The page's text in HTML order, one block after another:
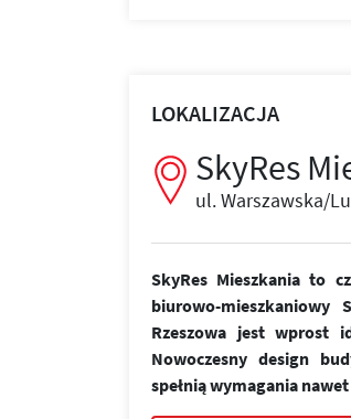
LOKALIZACJA
SkyRes
ul. Warszawska/
SkyRes Mieszkania to
biurowo-mieszkaniowy
Rzeszowa jest wprost
Nowoczesny design
spełnią wymagania